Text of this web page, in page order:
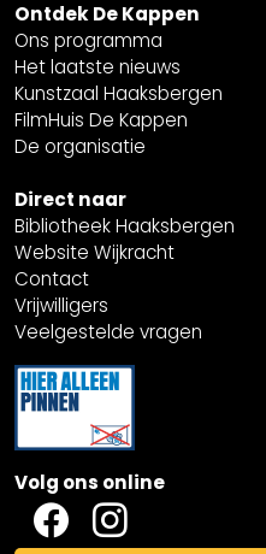
Ontdek De Kappen
Ons programma
Het laatste nieuws
Kunstzaal Haaksbergen
FilmHuis De Kappen
De organisatie
Direct naar
Bibliotheek Haaksbergen
Website Wijkracht
Contact
Vrijwilligers
Veelgestelde vragen
Volg ons online